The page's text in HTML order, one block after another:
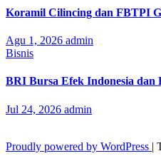
Koramil Cilincing dan FBTPI
Agu 1, 2026 admin
Bisnis
BRI Bursa Efek Indonesia
Jul 24, 2026 admin
Proudly powered by WordPress |